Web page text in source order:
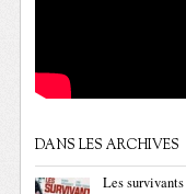
DANS LES ARCHIVES
Les